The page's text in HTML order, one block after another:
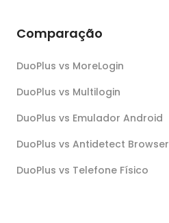
Comparação
DuoPlus vs MoreLogin
DuoPlus vs Multilogin
DuoPlus vs Emulador Android
DuoPlus vs Antidetect Browser
DuoPlus vs Telefone Físico